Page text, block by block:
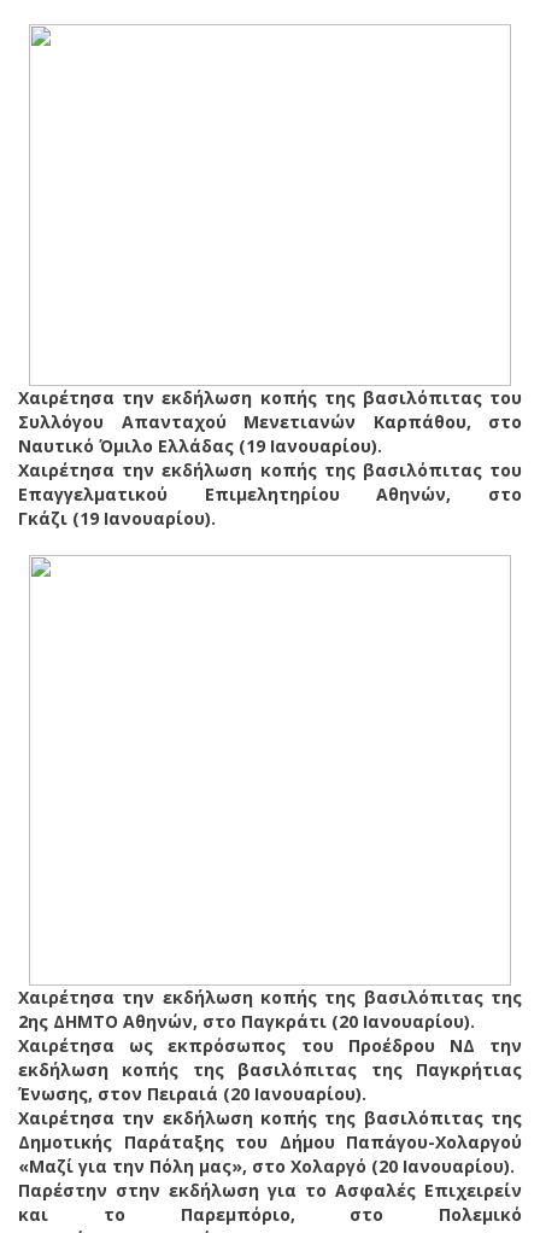
Χαιρέτησα την εκδήλωση κοπής της βασιλόπιτας του
Συλλόγου Απανταχού Μενετιανών Καρπάθου, στο
Ναυτικό Όμιλο Ελλάδας (19 Ιανουαρίου).
Χαιρέτησα την εκδήλωση κοπής της βασιλόπιτας του
Επαγγελματικού Επιμελητηρίου Αθηνών, στο
Γκάζι (19 Ιανουαρίου).
Χαιρέτησα την εκδήλωση κοπής της βασιλόπιτας της
2ης ΔΗΜΤΟ Αθηνών, στο Παγκράτι (20 Ιανουαρίου).
Χαιρέτησα ως εκπρόσωπος του Προέδρου ΝΔ την
εκδήλωση κοπής της βασιλόπιτας της Παγκρήτιας
Ένωσης, στον Πειραιά (20 Ιανουαρίου).
Χαιρέτησα την εκδήλωση κοπής της βασιλόπιτας της
Δημοτικής Παράταξης του Δήμου Παπάγου-Χολαργού
«Μαζί για την Πόλη μας», στο Χολαργό (20 Ιανουαρίου).
Παρέστην στην εκδήλωση για το Ασφαλές Επιχειρείν
και το Παρεμπόριο, στο Πολεμικό